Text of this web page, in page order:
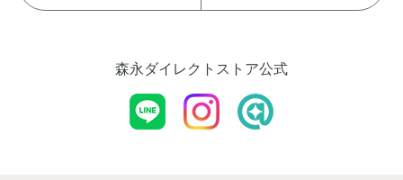
森永ダイレクトストア公式